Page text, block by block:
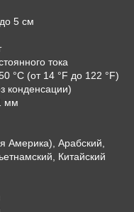
5 см
тока
°C (от 14 °F до 122 °F)
конденсации)
мм
Америка), Арабский,
Китайский